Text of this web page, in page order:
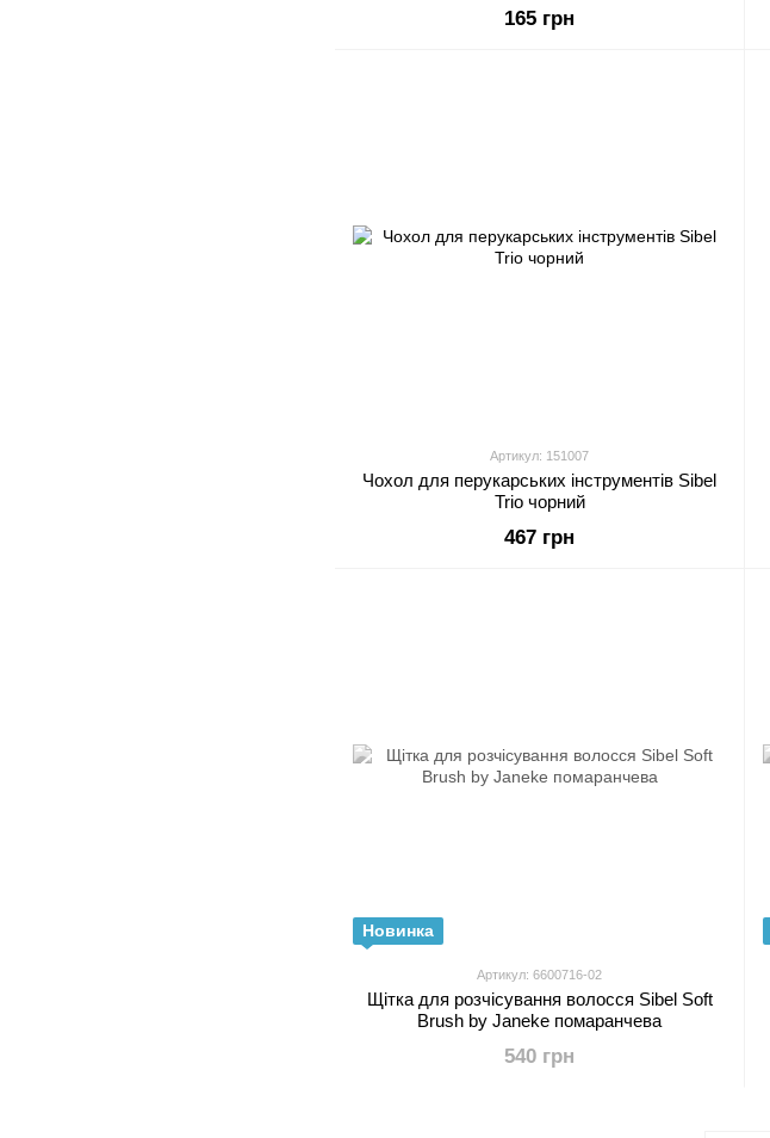
165 грн
Артикул: 151007
Чохол для перукарських інструментів Sibel
Trio чорний
467 грн
Новинка
Артикул: 6600716-02
Щітка для розчісування волосся Sibel Soft
Brush by Janeke помаранчева
540 грн